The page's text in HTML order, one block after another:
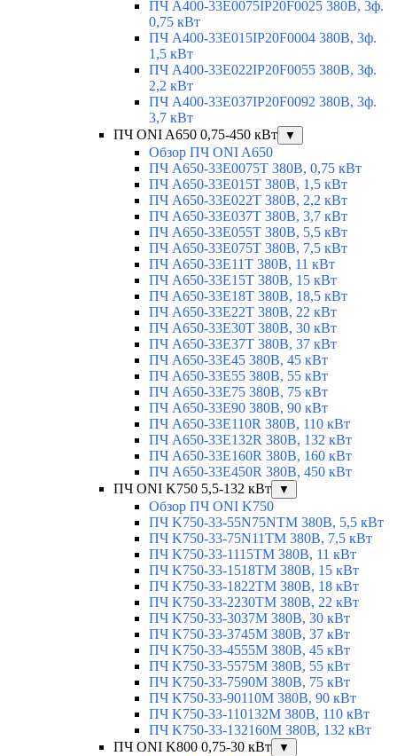
ПЧ A400-33E0075IP20F0025 380В, 3ф.
0,75 кВт
ПЧ A400-33E015IP20F0004 380В, 3ф.
1,5 кВт
ПЧ A400-33E022IP20F0055 380В, 3ф.
2,2 кВт
ПЧ A400-33E037IP20F0092 380В, 3ф.
3,7 кВт
ПЧ ONI A650 0,75-450 кВт
▼
Обзор ПЧ ONI A650
ПЧ A650-33E0075T 380В, 0,75 кВт
ПЧ A650-33E015T 380В, 1,5 кВт
ПЧ A650-33E022T 380В, 2,2 кВт
ПЧ A650-33E037T 380В, 3,7 кВт
ПЧ A650-33E055T 380В, 5,5 кВт
ПЧ A650-33E075T 380В, 7,5 кВт
ПЧ A650-33E11T 380В, 11 кВт
ПЧ A650-33E15T 380В, 15 кВт
ПЧ A650-33E18T 380В, 18,5 кВт
ПЧ A650-33E22T 380В, 22 кВт
ПЧ A650-33E30T 380В, 30 кВт
ПЧ A650-33E37T 380В, 37 кВт
ПЧ A650-33E45 380В, 45 кВт
ПЧ A650-33E55 380В, 55 кВт
ПЧ A650-33E75 380В, 75 кВт
ПЧ A650-33E90 380В, 90 кВт
ПЧ A650-33E110R 380В, 110 кВт
ПЧ A650-33E132R 380В, 132 кВт
ПЧ A650-33E160R 380В, 160 кВт
ПЧ A650-33E450R 380В, 450 кВт
ПЧ ONI K750 5,5-132 кВт
▼
Обзор ПЧ ONI K750
ПЧ K750-33-55N75NTM 380В, 5,5 кВт
ПЧ K750-33-75N11TM 380В, 7,5 кВт
ПЧ K750-33-1115TM 380В, 11 кВт
ПЧ K750-33-1518TM 380В, 15 кВт
ПЧ K750-33-1822TM 380В, 18 кВт
ПЧ K750-33-2230TM 380В, 22 кВт
ПЧ K750-33-3037M 380В, 30 кВт
ПЧ K750-33-3745M 380В, 37 кВт
ПЧ K750-33-4555M 380В, 45 кВт
ПЧ K750-33-5575M 380В, 55 кВт
ПЧ K750-33-7590M 380В, 75 кВт
ПЧ K750-33-90110M 380В, 90 кВт
ПЧ K750-33-110132M 380В, 110 кВт
ПЧ K750-33-132160M 380В, 132 кВт
ПЧ ONI K800 0,75-30 кВт
▼